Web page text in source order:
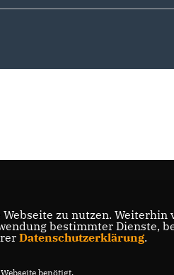
zu nutzen.
bestimmter
Datenschutzerklärung.
benötigt.